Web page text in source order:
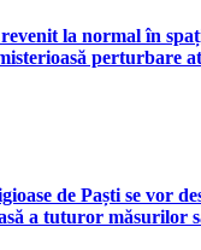
revenit la normal în
perturbare
de Paști se vor
a tuturor măsurilor